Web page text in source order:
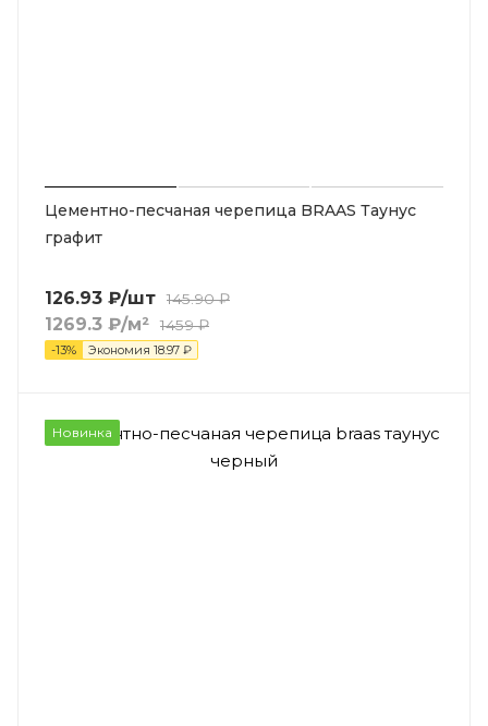
Цементно-песчаная черепица BRAAS Таунус
графит
126.93 ₽/шт 145.90₽
1269.3 ₽/м² 1459 ₽
-13% Экономия 18.97 ₽
Новинка